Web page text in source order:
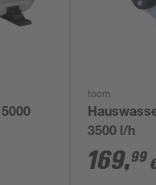
toom
3500 l/h
169,99